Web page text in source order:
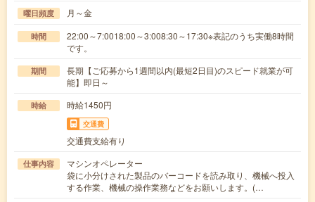
曜日頻度 月～金
時間
22:00～7:0018:00～3:008:30～17:30※表記のうち実働8時間
です。
期間
長期【ご応募から1週間以内(最短2日目)のスピード就業が可
能】即日～
時給 時給1450円
交通費
交通費支給有り
仕事内容
マシンオペレーター
袋に小分けされた製品のバーコードを読み取り、機械へ投入
する作業、機械の操作業務などをお願いします。(…